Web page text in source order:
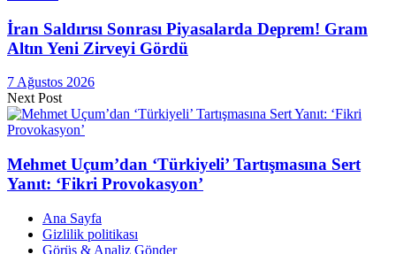
İran Saldırısı Sonrası Piyasalarda Deprem! Gram
Altın Yeni Zirveyi Gördü
7 Ağustos 2026
Next Post
Mehmet Uçum’dan ‘Türkiyeli’ Tartışmasına Sert
Yanıt: ‘Fikri Provokasyon’
Ana Sayfa
Gizlilik politikası
Görüş & Analiz Gönder